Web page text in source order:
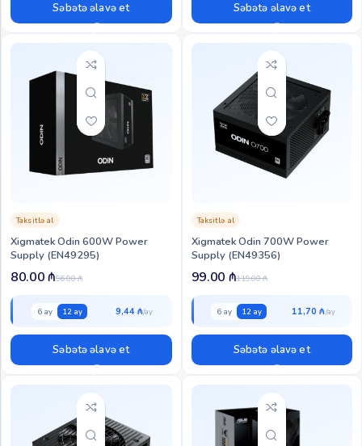
Səbətə əlavə et Səbətə əlavə et
Xigmatek Odin 600W Power
Supply (EN49295)
Taksitlə al
96.00₼
80.00₼
6 ay 12 ay 9,44 ₼
Səbətə əlavə et
Xigmatek Odin 700W Power
Supply (EN49356)
Taksitlə al
119.00₼
99.00 ₼
6 ay 12 ay 11,70 ₼
Səbətə əlavə et